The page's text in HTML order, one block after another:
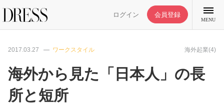
ログイン 会員登録
MENU
特集記事
2017.03.27 ワークスタイル 海外起業(4)
海外から見た「日本人」の長
所と短所